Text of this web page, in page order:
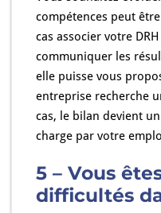
compétences peut
cas associer votre
communiquer les
elle puisse vous
entreprise recherche
cas, le bilan devient
charge par votre
5 – Vous
difficultés